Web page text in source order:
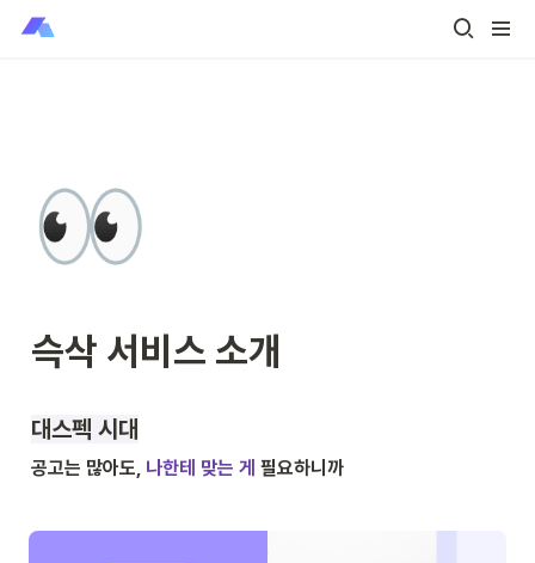
👀
슥삭 서비스 소개
대스펙 시대
공고는 많아도, 나한테 맞는 게 필요하니까